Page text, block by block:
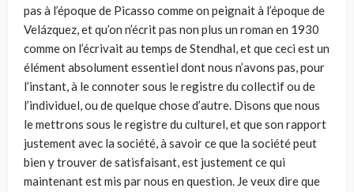
pas à l’époque de Picasso comme on peignait à l’époque de
Velázquez, et qu’on n’écrit pas non plus un roman en 1930
comme on l’écrivait au temps de Stendhal, et que ceci est un
élément absolument essentiel dont nous n’avons pas, pour
l’instant, à le connoter sous le registre du collectif ou de
l’individuel, ou de quelque chose d’autre. Disons que nous
le mettrons sous le registre du culturel, et que son rap­port
justement avec la société, à savoir ce que la société peut
bien y trou­ver de satisfaisant, est justement ce qui
maintenant est mis par nous en question. Je veux dire que